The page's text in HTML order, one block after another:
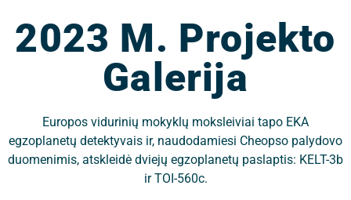
2023 M. Projekto
Galerija
Europos vidurinių mokyklų moksleiviai tapo EKA
egzoplanetų detektyvais ir, naudodamiesi Cheopso palydovo
duomenimis, atskleidė dviejų egzoplanetų paslaptis: KELT-3b
ir TOI-560c.